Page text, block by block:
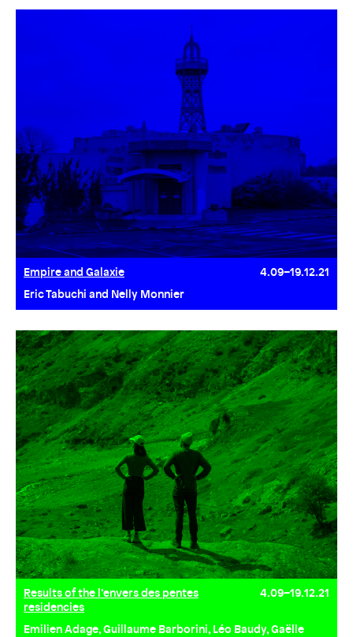
Empire and Galaxie
4.09–19.12.21
Eric Tabuchi and Nelly Monnier
Results of the l’envers des pentes
residencies
4.09–19.12.21
Emilien Adage, Guillaume Barborini, Léo Baudy, Gaëlle